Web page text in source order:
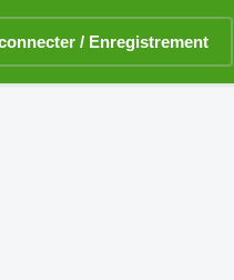
/ Enregistrement